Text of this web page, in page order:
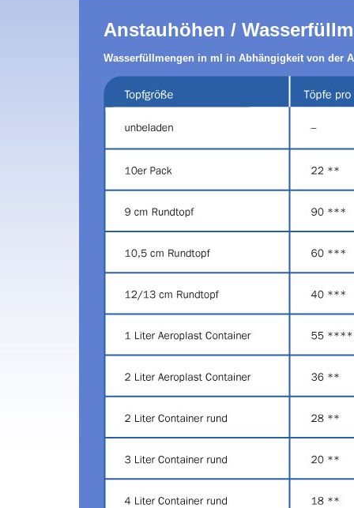
Anstauhöhen /
Wasserfüllmengen in ml in Abhängigkeit von der